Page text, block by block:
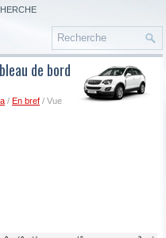
de bord
/En bref / Vue